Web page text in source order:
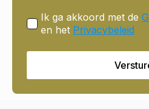
Ik ga akkoord met de
en het Privacybeleid